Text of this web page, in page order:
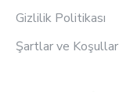
Gizlilik Politikası
Şartlar ve Koşullar